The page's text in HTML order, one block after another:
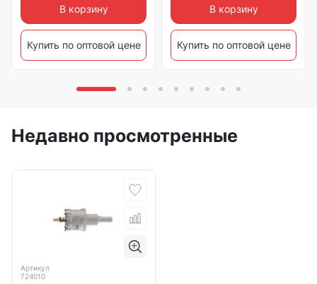
В корзину
Купить по оптовой цене
В корзину
Купить по оптовой цене
Недавно просмотренные
Артикул
724010